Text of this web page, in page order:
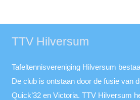
TTV Hilversum
Tafeltennisvereniging Hilversum
De club is ontstaan door de fusie van
Quick’32 en Victoria. TTV Hilversum